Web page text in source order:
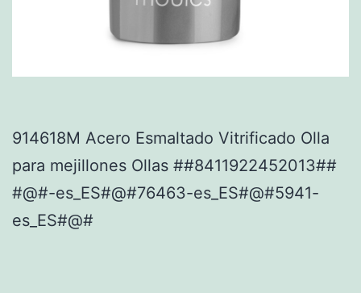
914618M Acero Esmaltado Vitrificado Olla
para mejillones Ollas ##8411922452013##
#@#-es_ES#@#76463-es_ES#@#5941-
es_ES#@#